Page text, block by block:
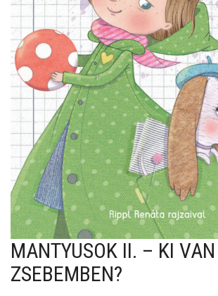
MANTYUSOK II. – KI
ZSEBEMBEN?